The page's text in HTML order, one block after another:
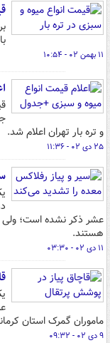
۱۱ بهمن ۰۲ - ۱۰:۵۴
و تره بار تهران اعلام شد.
۲۵ دی ۰۲ - ۱۱:۳۶
هستند.
۱۱ دی ۰۲ - ۰۳:۳۰
ماموران‌ گمرک استان
۹ دی ۰۲ - ۰۹:۳۲